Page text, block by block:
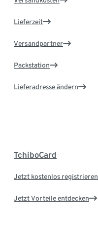
Lieferzeit
Versandpartner
Packstation
Lieferadresse ändern
TchiboCard
Jetzt kostenlos registrieren
Jetzt Vorteile entdecken